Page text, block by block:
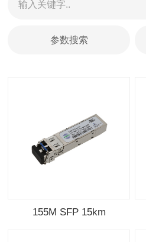
参数搜索
155M SFP 15km